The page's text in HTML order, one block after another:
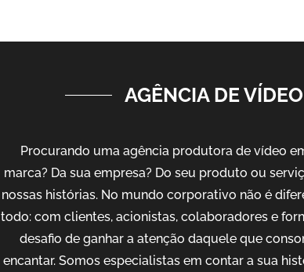
AGÊNCIA DE
Procurando uma agência produtora de vídeo
marca? Da sua empresa? Do seu produto ou
nossas histórias. No mundo corporativo não é
todo: com clientes, acionistas, colaboradores e
desafio de ganhar a atenção daquele que
encantar. Somos especialistas em contar a sua